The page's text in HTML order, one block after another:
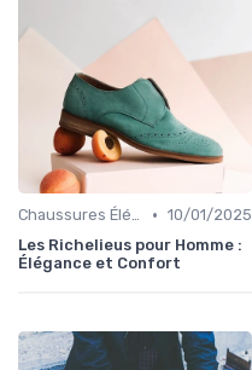
Chaussures Élégantes et de Cérémonie • 10/01/2025
Les Richelieus pour Homme :
Élégance et Confort